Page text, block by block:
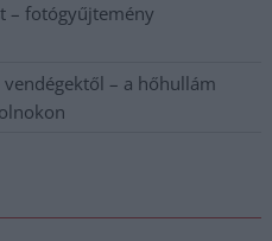
– fotógyűjtemény
– a hőhullám